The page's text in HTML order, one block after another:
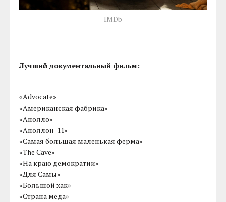
IMDb
Лучший документальный фильм:
«Advocate»
«Американская фабрика»
«Аполло»
«Аполлон-11»
«Самая большая маленькая ферма»
«The Cave»
«На краю демократии»
«Для Самы»
«Большой хак»
«Страна меда»